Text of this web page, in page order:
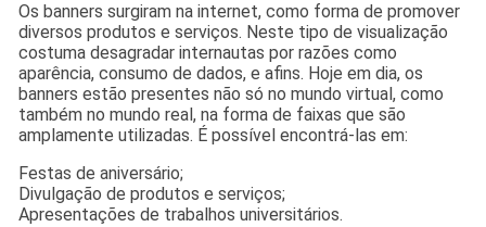
Os banners surgiram na internet, como forma de promover
diversos produtos e serviços. Neste tipo de visualização
costuma desagradar internautas por razões como
aparência, consumo de dados, e afins. Hoje em dia, os
banners estão presentes não só no mundo virtual, como
também no mundo real, na forma de faixas que são
amplamente utilizadas. É possível encontrá-las em:
Festas de aniversário;
Divulgação de produtos e serviços;
Apresentações de trabalhos universitários.